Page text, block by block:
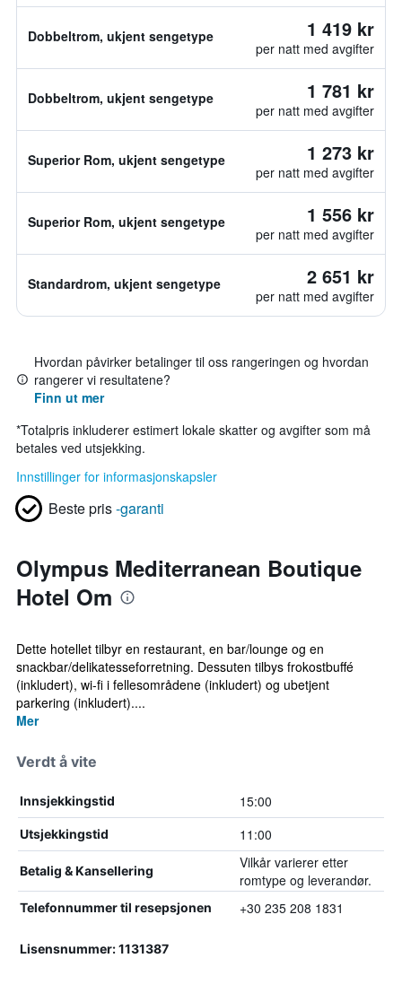
Dobbeltrom, ukjent sengetype 1 419 kr
per natt med avgifter
Dobbeltrom, ukjent sengetype 1 781 kr
per natt med avgifter
Superior Rom, ukjent sengetype 1 273 kr
per natt med avgifter
Superior Rom, ukjent sengetype 1 556 kr
per natt med avgifter
Standardrom, ukjent sengetype 2 651 kr
per natt med avgifter
Hvordan påvirker betalinger til oss rangeringen og hvordan
rangerer vi resultatene?
Finn ut mer
*Totalpris inkluderer estimert lokale skatter og avgifter som må
betales ved utsjekking.
Innstillinger for informasjonskapsler
Beste pris-garanti
Olympus Mediterranean Boutique
Hotel Om
Dette hotellet tilbyr en restaurant, en bar/lounge og en
snackbar/delikatesseforretning. Dessuten tilbys frokostbuffé
(inkludert), wi-fi i fellesområdene (inkludert) og ubetjent
parkering (inkludert)....
Mer
Verdt å vite
Innsjekkingstid 15:00
Utsjekkingstid 11:00
Betalig & Kansellering
Vilkår varierer etter
romtype og leverandør.
Telefonnummer til resepsjonen +30 235 208 1831
Lisensnummer: 1131387